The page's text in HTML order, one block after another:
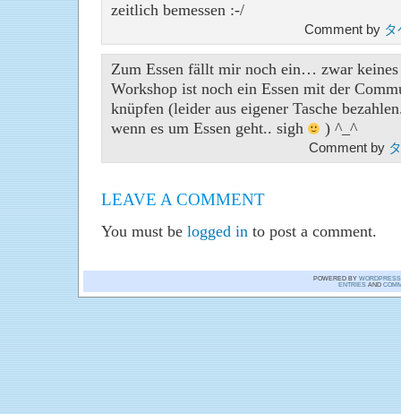
zeitlich bemessen :-/
Comment by
Zum Essen fällt mir noch ein… zwar
Workshop ist noch ein Essen mit der
knüpfen (leider aus eigener Tasche
wenn es um Essen geht.. sigh
) ^_^
Comment by
LEAVE A COMMENT
You must be logged into post a comment.
POWERED BY WORDPRESS
ENTRIESAND